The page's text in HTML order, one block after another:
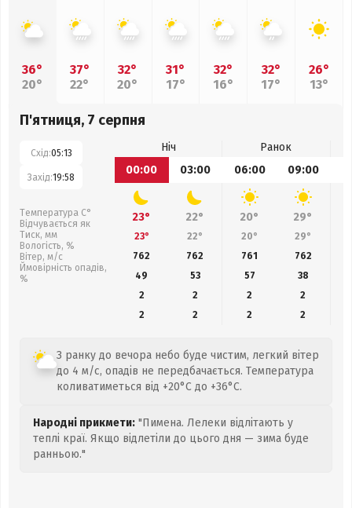
36°
20°
37°
22°
32°
20°
31°
17°
32°
16°
32°
17°
26°
13°
П'ятниця, 7 серпня
Схід:05:13
Захід:19:58
Температура С°
Відчувається як
Тиск, мм
Вологість, %
Вітер, м/с
Ймовірність опадів,
%
Ніч
Ранок
00:00
03:00 06:00 09:00
23° 22° 20° 29°
23° 22° 20° 29°
762
762 761 762
49
53 57 38
2
2 2
2
2
2 2 2
З ранку до вечора небо буде чистим, легкий вітер
до 4 м/с, опадів не передбачається. Температура
коливатиметься від +20°C до +36°C.
Народні прикмети: "Пимена. Лелеки відлітають у
теплі краї. Якщо відлетіли до цього дня — зима буде
ранньою."